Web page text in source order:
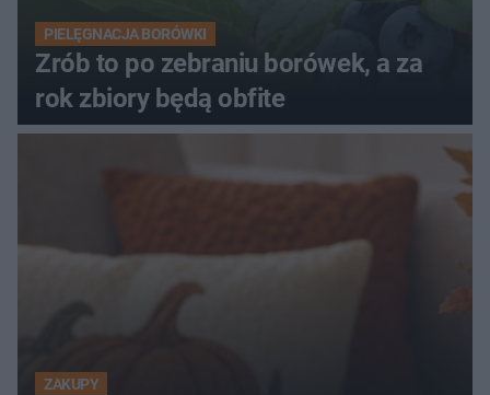
PIELĘGNACJA BORÓWKI
Zrób to po zebraniu borówek, a za
rok zbiory będą obfite
ZAKUPY